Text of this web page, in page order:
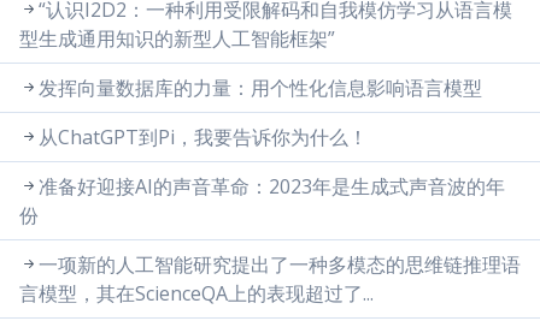
“认识I2D2：一种利用受限解码和自我模仿学习从语言模
型生成通用知识的新型人工智能框架”
发挥向量数据库的力量：用个性化信息影响语言模型
从ChatGPT到Pi，我要告诉你为什么！
准备好迎接AI的声音革命：2023年是生成式声音波的年
份
一项新的人工智能研究提出了一种多模态的思维链推理语
言模型，其在ScienceQA上的表现超过了...